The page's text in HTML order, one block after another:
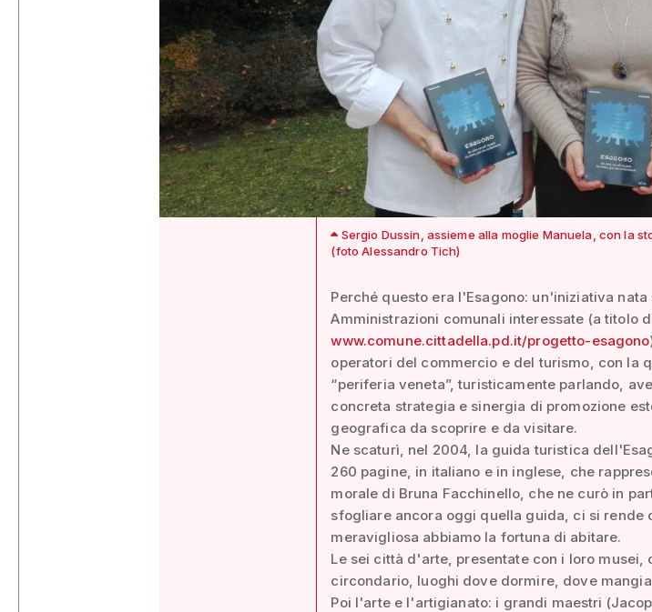
Sergio Dussin, assieme alla moglie Manuela, con la
(foto Alessandro Tich)
Perché questo era l'Esagono: un'iniziativa
Amministrazioni comunali interessate (a titolo
www.comune.cittadella.pd.it/progetto-esagono
operatori del commercio e del turismo, con la
“periferia veneta”, turisticamente parlando,
concreta strategia e sinergia di promozione
geografica da scoprire e da visitare.
Ne scaturì, nel 2004, la guida turistica
260 pagine, in italiano e in inglese, che
morale di Bruna Facchinello, che ne curò in
sfogliare ancora oggi quella guida, ci si rende
meravigliosa abbiamo la fortuna di abitare.
Le sei città d'arte, presentate con i loro musei,
circondario, luoghi dove dormire, dove
Poi l'arte e l'artigianato: i grandi maestri